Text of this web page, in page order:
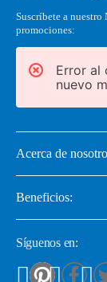
Suscríbete a nuestro
promociones:
Error al
nuevo
Acerca de
Beneficios:
Síguenos en: